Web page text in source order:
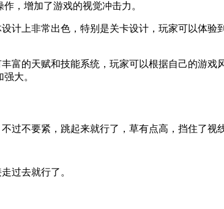
，增加了游戏的视觉冲击力。
计上非常出色，特别是关卡设计，玩家可以体
富的天赋和技能系统，玩家可以根据自己的游
大。
过不要紧，跳起来就行了，草有点高，挡住了视线
过去就行了。